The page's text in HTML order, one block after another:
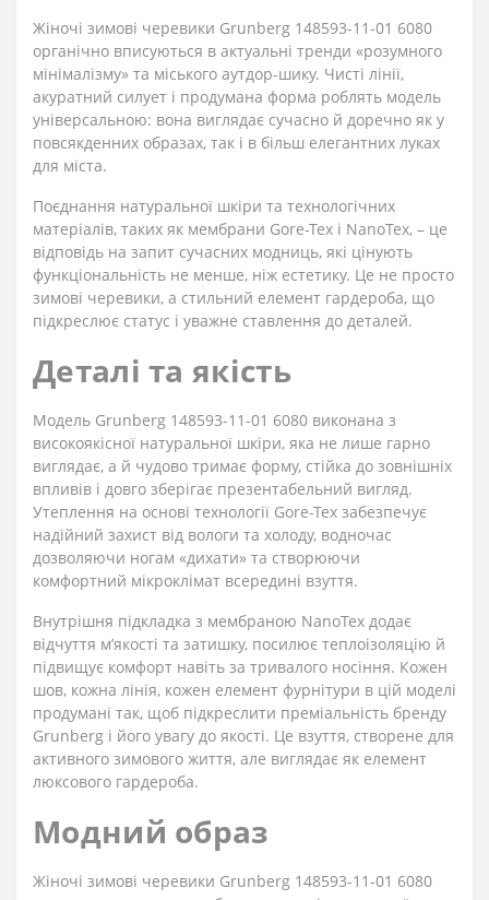
Жіночі зимові черевики Grunberg 148593-11-01 6080
органічно вписуються в актуальні тренди «розумного
мінімалізму» та міського аутдор-шику. Чисті лінії,
акуратний силует і продумана форма роблять модель
універсальною: вона виглядає сучасно й доречно як у
повсякденних образах, так і в більш елегантних луках
для міста.
Поєднання натуральної шкіри та технологічних
матеріалів, таких як мембрани Gore-Tex і NanoTex, – це
відповідь на запит сучасних модниць, які цінують
функціональність не менше, ніж естетику. Це не просто
зимові черевики, а стильний елемент гардероба, що
підкреслює статус і уважне ставлення до деталей.
Деталі та якість
Модель Grunberg 148593-11-01 6080 виконана з
високоякісної натуральної шкіри, яка не лише гарно
виглядає, а й чудово тримає форму, стійка до зовнішніх
впливів і довго зберігає презентабельний вигляд.
Утеплення на основі технології Gore-Tex забезпечує
надійний захист від вологи та холоду, водночас
дозволяючи ногам «дихати» та створюючи
комфортний мікроклімат всередині взуття.
Внутрішня підкладка з мембраною NanoTex додає
відчуття м’якості та затишку, посилює теплоізоляцію й
підвищує комфорт навіть за тривалого носіння. Кожен
шов, кожна лінія, кожен елемент фурнітури в цій моделі
продумані так, щоб підкреслити преміальність бренду
Grunberg і його увагу до якості. Це взуття, створене для
активного зимового життя, але виглядає як елемент
люксового гардероба.
Модний образ
Жіночі зимові черевики Grunberg 148593-11-01 6080